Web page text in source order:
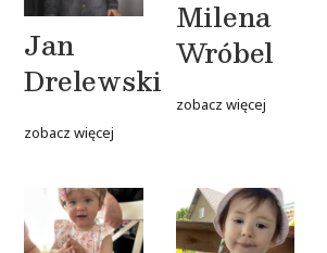
Jan
Drelewski
zobacz więcej
Milena
Wróbel
zobacz więcej